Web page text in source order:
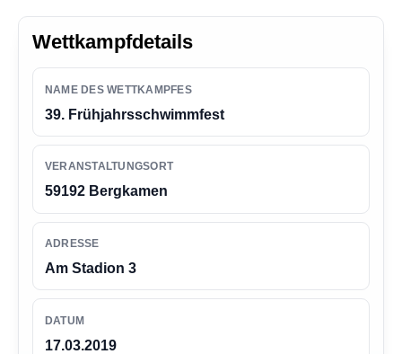
Wettkampfdetails
NAME DES WETTKAMPFES
39. Frühjahrsschwimmfest
VERANSTALTUNGSORT
59192 Bergkamen
ADRESSE
Am Stadion 3
DATUM
17.03.2019